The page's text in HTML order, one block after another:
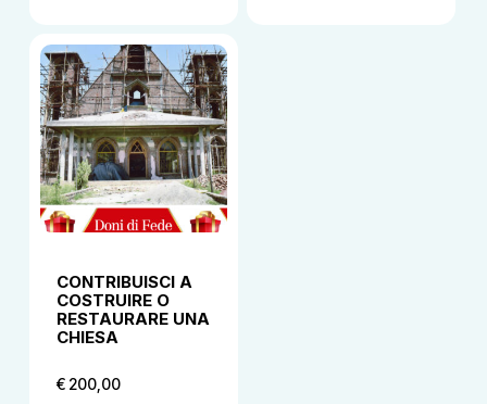
CONTRIBUISCI A
COSTRUIRE O
RESTAURARE UNA
CHIESA
€200,00